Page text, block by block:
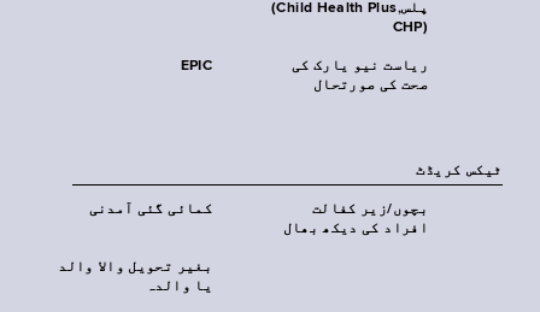
پلس‎(Child Health Plus,
CHP)‎
EPIC
ریاست نیو یارک کی
صحت کی صورتحال
ٹیکس کریڈٹ
کمائی گئی آمدنی
بچوں/زیر کفالت
افراد کی دیکھ بھال
بغیر تحویل والا والد
یا والدہ